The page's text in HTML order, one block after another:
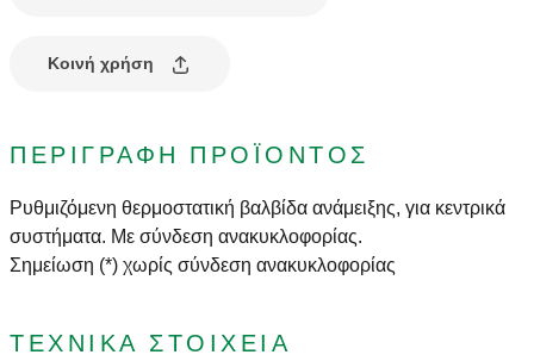
Κοινή χρήση
ΠΕΡΙΓΡΑΦΉ ΠΡΟΪΌΝΤΟΣ
Ρυθμιζόμενη θερμοστατική βαλβίδα ανάμειξης, για κεντρικά
συστήματα. Με σύνδεση ανακυκλοφορίας.
Σημείωση (*) χωρίς σύνδεση ανακυκλοφορίας
ΤΕΧΝΙΚΆ ΣΤΟΙΧΕΊΑ